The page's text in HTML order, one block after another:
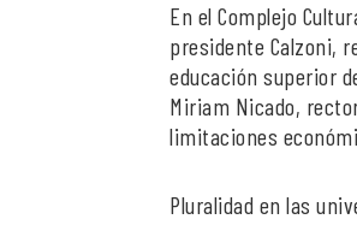
En el Complejo
presidente Calzoni,
educación superior
Miriam Nicado,
limitaciones
Pluralidad en las